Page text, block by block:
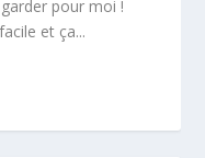
pour moi !
et ça...